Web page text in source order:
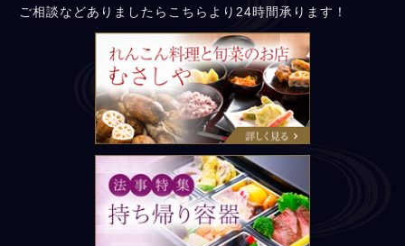
ご相談などありましたらこちらより24時間承ります！
れんこん料理と旬菜の店 むさ
しや
法事特集：持ち帰り容器